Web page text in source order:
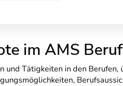
im AMS
und Tätigkeiten in den